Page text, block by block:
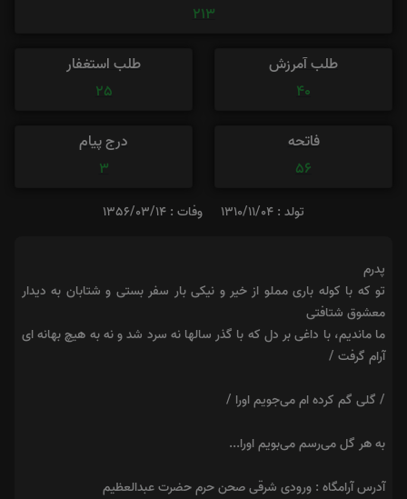
213
طلب آمرزش
40
طلب استغفار
25
فاتحه
56
درج پیام
3
تولد : 1310/11/04 وفات : 1356/03/14
پدرم
تو که با کوله باری مملو از خیر و نیکی بار سفر بستی و شتابان به دیدار
معشوق شتافتی
ما ماندیم، با داغی بر دل که با گذر سالها نه سرد شد و نه به هیچ بهانه ای
آرام گرفت /
/ گلی گم کرده ام می‌جویم اورا /
به هر گل می‌رسم می‌بویم اورا...
آدرس آرامگاه : ورودی شرقی صحن حرم حضرت عبدالعظیم